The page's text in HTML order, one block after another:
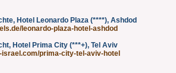
Hotel Leonardo Plaza (****), Ashdod
leonardo-plaza-hotel-ashdod
Hotel Prima City (***+), Tel Aviv
prima-city-tel-aviv-hotel